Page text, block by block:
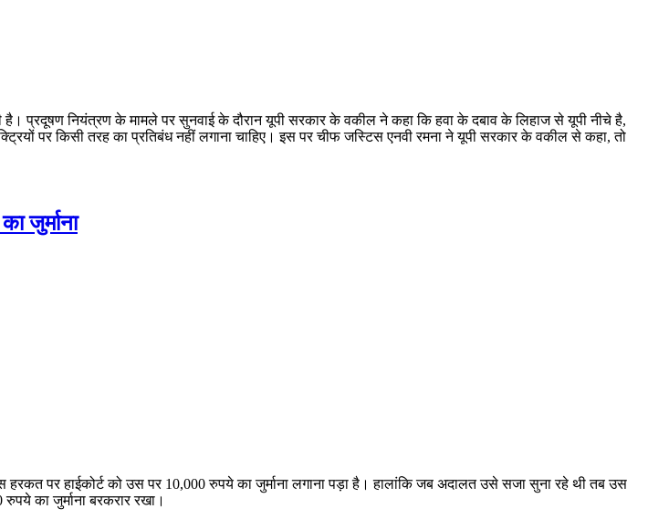
है। प्रदूषण नियंत्रण के मामले पर सुनवाई के दौरान यूपी सरकार के वकील ने कहा कि हवा के दबाव के लिहाज से यूपी नीचे है,
पर किसी तरह का प्रतिबंध नहीं लगाना चाहिए। इस पर चीफ जस्टिस एनवी रमना ने यूपी सरकार के वकील से कहा, तो
जुर्माना
हरकत पर हाईकोर्ट को उस पर 10,000 रुपये का जुर्माना लगाना पड़ा है। हालांकि जब अदालत उसे सजा सुना रहे थी तब उस
का जुर्माना बरकरार रखा।